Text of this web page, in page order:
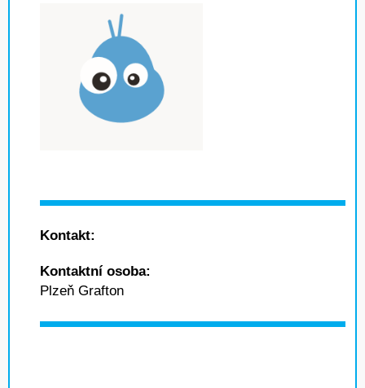
Kontakt:
Kontaktní osoba:
Plzeň Grafton